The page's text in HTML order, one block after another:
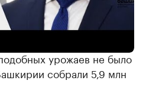
в республике не
урожаев не было
собрали 5,9 млн